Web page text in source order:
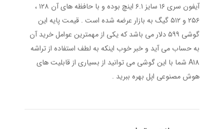
آیفون سری ۱۶ سایز ۶.۱ اینچ بوده و با حافظه های آن ۱۲۸ ،
۲۵۶ و ۵۱۲ گیگ به بازار عرضه شده است . قیمت پایه این
گوشی ۵۹۹ دلار می باشد که یکی از مهمترین عوامل خرید آن
به حساب می آید و خبر خوب اینکه به لطف استفاده از تراشه
A18 شما با این گوشی می توانید از بسیاری از قابلیت های
هوش مصنوعی اپل بهره ببرید .